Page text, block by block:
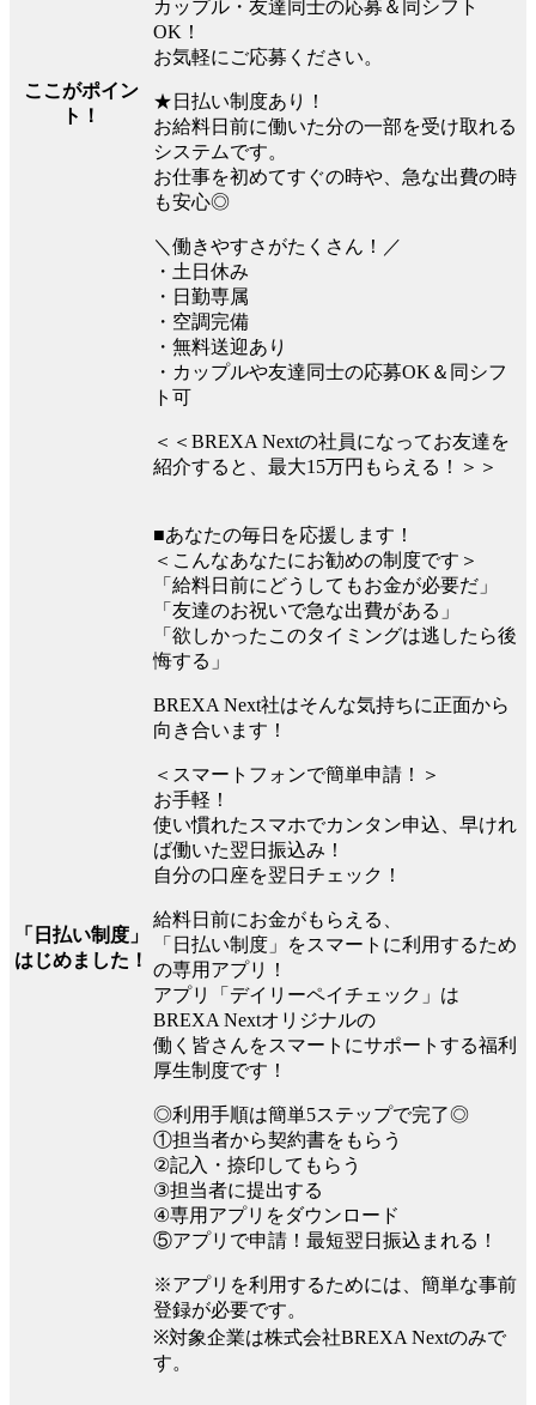
ここがポイン
ト！
カップル・友達同士の応募＆同シフト
OK！
お気軽にご応募ください。
★日払い制度あり！
お給料日前に働いた分の一部を受け取れる
システムです。
お仕事を初めてすぐの時や、急な出費の時
も安心◎
＼働きやすさがたくさん！／
・土日休み
・日勤専属
・空調完備
・無料送迎あり
・カップルや友達同士の応募OK＆同シフ
ト可
＜＜BREXA Nextの社員になってお友達を
紹介すると、最大15万円もらえる！＞＞
「日払い制度」
はじめました！
■あなたの毎日を応援します！
＜こんなあなたにお勧めの制度です＞
「給料日前にどうしてもお金が必要だ」
「友達のお祝いで急な出費がある」
「欲しかったこのタイミングは逃したら後
悔する」
BREXA Next社はそんな気持ちに正面から
向き合います！
＜スマートフォンで簡単申請！＞
お手軽！
使い慣れたスマホでカンタン申込、早けれ
ば働いた翌日振込み！
自分の口座を翌日チェック！
給料日前にお金がもらえる、
「日払い制度」をスマートに利用するため
の専用アプリ！
アプリ「デイリーペイチェック」は
BREXA Nextオリジナルの
働く皆さんをスマートにサポートする福利
厚生制度です！
◎利用手順は簡単5ステップで完了◎
①担当者から契約書をもらう
②記入・捺印してもらう
③担当者に提出する
④専用アプリをダウンロード
⑤アプリで申請！最短翌日振込まれる！
※アプリを利用するためには、簡単な事前
登録が必要です。
※対象企業は株式会社BREXA Nextのみで
す。